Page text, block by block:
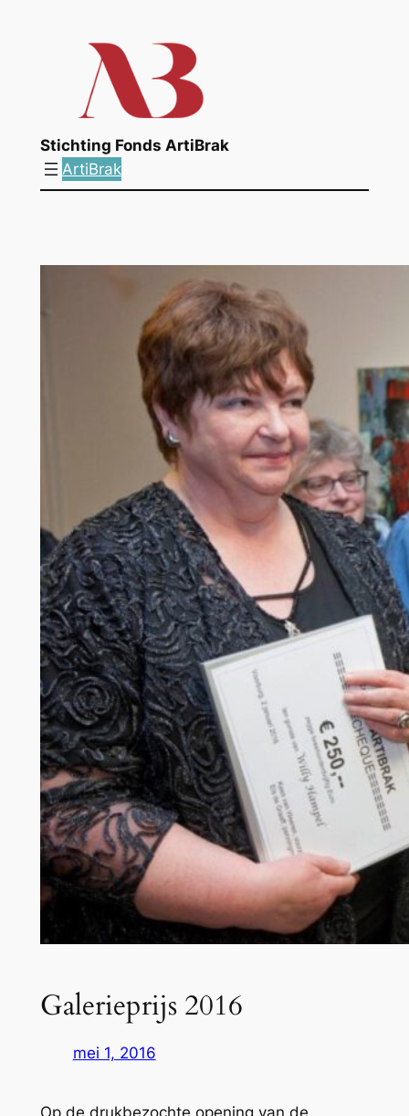
Stichting Fonds ArtiBrak
ArtiBrak
Galerieprijs 2016
mei 1, 2016
Op de drukbezochte opening van de